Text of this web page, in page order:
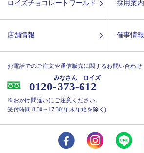
ロイズチョコレートワールド 採用案内
店舗情報 催事情報
お電話でのご注文や通信販売に関するお問い合わせ
0120-373-612
みなさん ロイズ
※おかけ間違いにご注意ください。
受付時間 8:30～17:30(年末年始を除く)